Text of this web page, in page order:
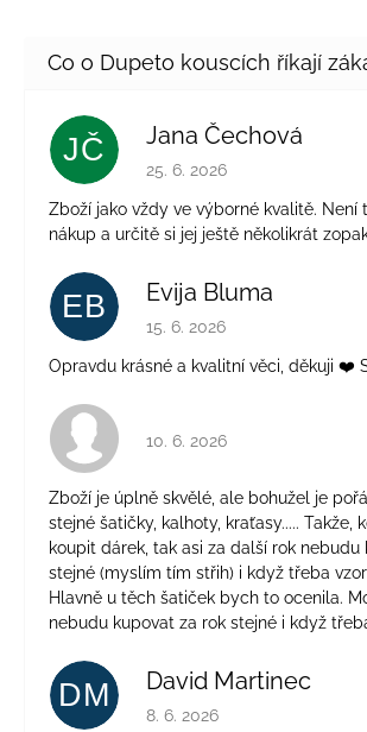
JČ Jana Čechová
Hodnocení obchodu je 5 z 5
25. 6. 2026
Zboží jako vždy ve výborné kvalitě. Není
nákup a určitě si jej ještě několikrát
EB Evija Bluma
Hodnocení obchodu je 5 z 5
15. 6. 2026
Opravdu krásné a kvalitní věci, děkuji ❤️
Hodnocení obchodu je 4 z 5
10. 6. 2026
Zboží je úplně skvělé, ale bohužel je
stejné šatičky, kalhoty, kraťasy..... Takže,
koupit dárek, tak asi za další rok nebudu
stejné (myslím tím střih) i když třeba
Hlavně u těch šatiček bych to ocenila.
nebudu kupovat za rok stejné i když
DM David Martinec
Hodnocení obchodu je 5 z 5
8. 6. 2026